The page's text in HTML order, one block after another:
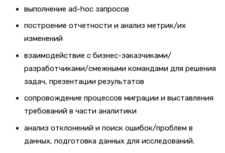
выполнение ad-hoc запросов
построение отчетности и анализ метрик/их
изменений
взаимодействие с бизнес-заказчиками/
разработчиками/смежными командами для решения
задач, презентации результатов
сопровождение процессов миграции и выставления
требований в части аналитики
анализ отклонений и поиск ошибок/проблем в
данных, подготовка данных для исследований.